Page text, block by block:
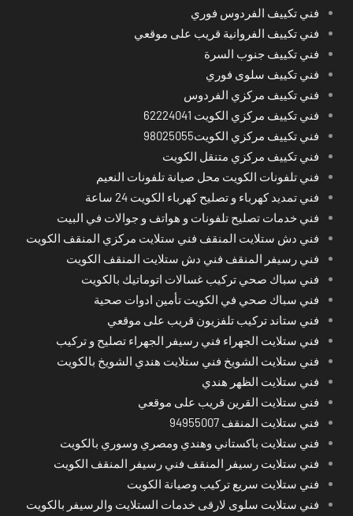
فني تكييف الفردوس فوري
فني تكييف الفروانية قريب على موقعي
فني تكييف جنوب السرة
فني تكييف سلوى فوري
فني تكييف مركزي الفردوس
فني تكييف مركزي الكويت 62224041
فني تكييف مركزي الكويت98025055
فني تكييف مركزي متنقل الكويت
فني تلفونات الكويت محل صيانة تلفونات النعيم
فني تمديد كهرباء و تصليح كهرباء الكويت 24 ساعة
فني خدمات تصليح تلفونات و هواتف و جوالات في البيت
فني دش ستلايت المنقف فني ستلايت مركزي المنقف الكويت
فني رسيفر المنقف فني دش ستلايت المنقف الكويت
فني سباك صحي تركيب غسالات اتوماتيك بالكويت
فني سباك صحي في الكويت تأمين ادوات صحية
فني ستاند تركيب تلفزيون قريب على موقعي
فني ستلايت الجهراء فني رسيفر الجهراء تصليح و تركيب
فني ستلايت الشويخ فني ستلايت هندي الشويخ بالكويت
فني ستلايت الظهر هندي
فني ستلايت القرين قريب على موقعي
فني ستلايت المنقف 94955007
فني ستلايت باكستاني وهندي ومصري وسوري بالكويت
فني ستلايت رسيفر المنقف فني رسيفر المنقف الكويت
فني ستلايت سريع تركيب وصيانة الكويت
فني ستلايت سلوى لارقى خدمات الستلايت والرسيفر بالكويت